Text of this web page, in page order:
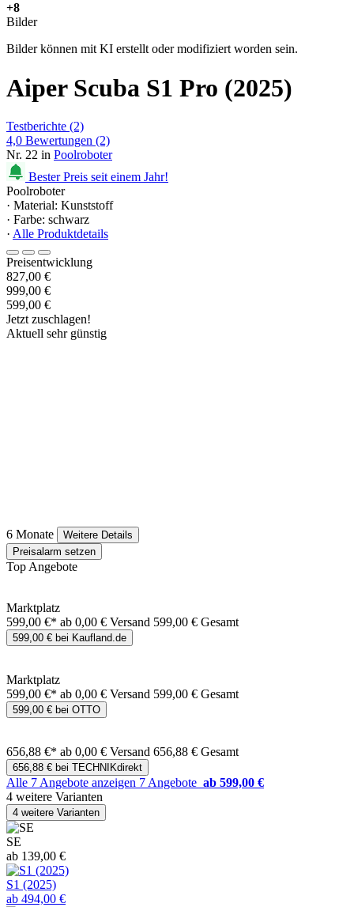
+8
Bilder
Bilder können mit KI erstellt oder modifiziert worden sein.
Aiper Scuba S1 Pro (2025)
Testberichte (2)
4,0 Bewertungen (2)
Nr. 22 in Poolroboter
Bester Preis seit einem Jahr!
Poolroboter
· Material: Kunststoff
· Farbe: schwarz
· Alle Produktdetails
Preisentwicklung
827,00 €
999,00 €
599,00 €
Jetzt zuschlagen!
Aktuell sehr günstig
6 Monate
Weitere Details
Preisalarm setzen
Top Angebote
Marktplatz
599,00 €* ab 0,00 € Versand 599,00 € Gesamt
599,00 € bei Kaufland.de
Marktplatz
599,00 €* ab 0,00 € Versand 599,00 € Gesamt
599,00 € bei OTTO
656,88 €* ab 0,00 € Versand 656,88 € Gesamt
656,88 € bei TECHNIKdirekt
Alle 7 Angebote anzeigen 7 Angebote ab 599,00 €
4 weitere Varianten
4 weitere Varianten
SE
ab 139,00 €
S1 (2025)
ab 494,00 €